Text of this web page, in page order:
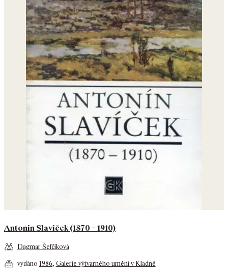
Antonín Slavíček (1870 – 1910)
Dagmar Šefčíková
vydáno 1986, Galerie výtvarného umění v Kladně